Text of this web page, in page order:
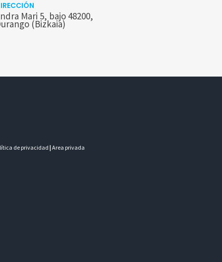
Mari 5, bajo 48200,
(Bizkaia)
de privacidad |Area privada